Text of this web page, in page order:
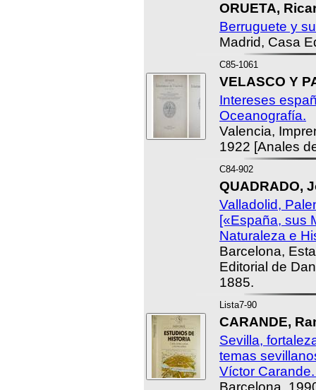
ORUETA,
Berruguete y
Madrid, Casa
C85-1061
VELASCO Y
Intereses
Oceanografía.
Valencia,
1922 [Anales
C84-902
QUADRADO,
Valladolid,
[«España, sus
Naturaleza e
Barcelona,
Editorial de
1885.
Lista7-90
CARANDE,
Sevilla,
temas
Víctor
Barcelona,